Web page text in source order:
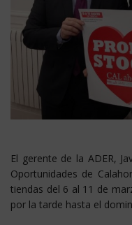
El gerente de la ADER,
Oportunidades de
tiendas del 6 al 11 de
por la tarde hasta el